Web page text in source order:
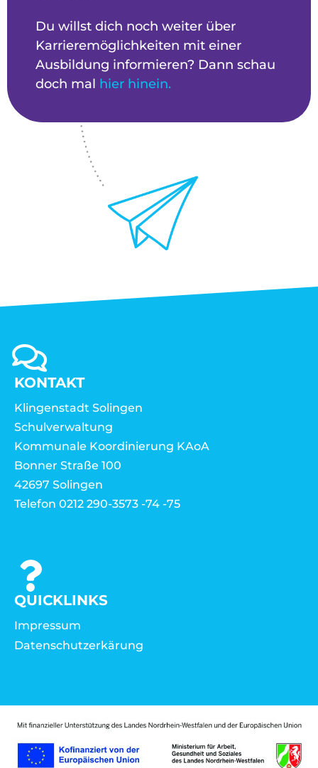
Du willst dich noch weiter über
Karrieremöglichkeiten mit einer
Ausbildung informieren? Dann schau
doch mal hier hinein.
KONTAKT
Klingenstadt Solingen
Schulverwaltung
Kommunale Koordinierung KAoA
Bonner Straße 100
42697 Solingen
Telefon 0212 290-3573 -74 -75
QUICKLINKS
Impressum
Datenschutzerkärung